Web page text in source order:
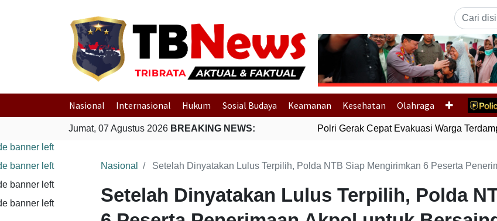
Previous
Nasional Internasional Hukum Sosial Budaya Keamanan Kesehatan Olahraga
Jumat, 07 Agustus 2026 BREAKING NEWS: Polri Gerak Cepat Evakuasi Warga
Nasional Setelah Dinyatakan Lulus Terpilih, Polda NTB Siap Mengirimkan 6 Peserta
Setelah Dinyatakan Lulus Terpilih, Polda